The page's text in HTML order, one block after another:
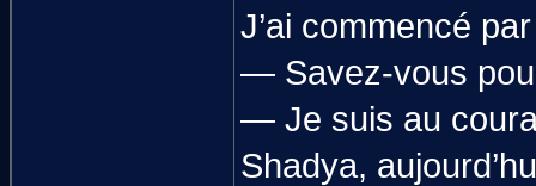
J’ai commencé
— Savez-vous
— Je suis au
Shadya,